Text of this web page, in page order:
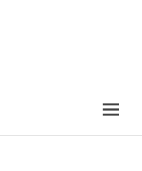
MENU